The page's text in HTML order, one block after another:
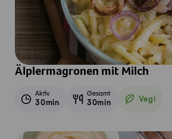
Älplermagronen mit Milch
Aktiv
30min
Gesamt
30min Vegi
Vegetarisch